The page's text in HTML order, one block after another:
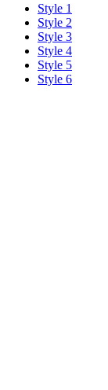
Style 1
Style 2
Style 3
Style 4
Style 5
Style 6